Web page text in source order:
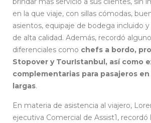
en la que viaje, con sillas cómodas,
asientos, equipaje de bodega incluido
de alta calidad. Además, recordó
diferenciales como chefs a bordo,
Stopover y TourIstanbul, así como
complementarias para pasajeros
largas.
En materia de asistencia al viajero,
ejecutiva Comercial de Assist1, recordó